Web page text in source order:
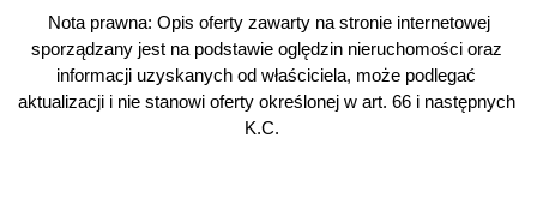
Nota prawna: Opis oferty zawarty na stronie internetowej
sporządzany jest na podstawie oględzin nieruchomości oraz
informacji uzyskanych od właściciela, może podlegać
aktualizacji i nie stanowi oferty określonej w art. 66 i następnych
K.C.